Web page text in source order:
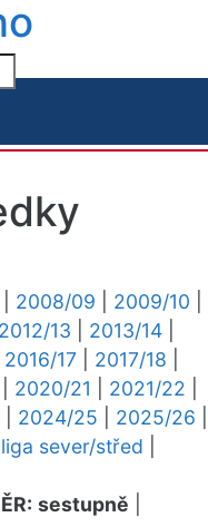
2008/09 2009/10
2012/13 2013/14
2016/17 2017/18
2020/21 2021/22
2024/25 2025/26
sever/střed
sestupně